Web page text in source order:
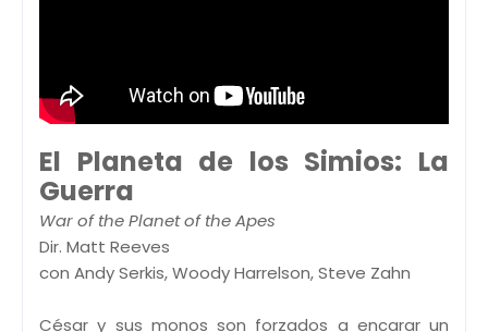
El Planeta de los Simios: La
Guerra
War of the Planet of the Apes
Dir. Matt Reeves
con Andy Serkis, Woody Harrelson, Steve Zahn
César y sus monos son forzados a encarar un